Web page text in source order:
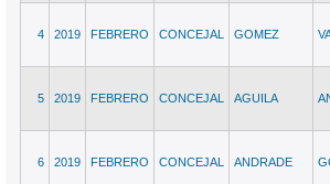
4 2019 FEBRERO CONCEJAL GOMEZ
5 2019 FEBRERO CONCEJAL AGUILA
6 2019 FEBRERO CONCEJAL ANDRADE